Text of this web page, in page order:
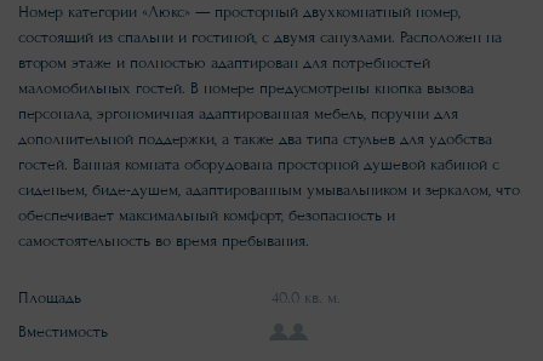
Номер категории «Люкс» — просторный двухкомнатный номер,
состоящий из спальни и гостиной, с двумя санузлами. Расположен на
втором этаже и полностью адаптирован для потребностей
маломобильных гостей. В номере предусмотрены кнопка вызова
персонала, эргономичная адаптированная мебель, поручни для
дополнительной поддержки, а также два типа стульев для удобства
гостей. Ванная комната оборудована просторной душевой кабиной с
сиденьем, биде-душем, адаптированным умывальником и зеркалом, что
обеспечивает максимальный комфорт, безопасность и
самостоятельность во время пребывания.
Площадь
40.0 кв. м.
Вместимость